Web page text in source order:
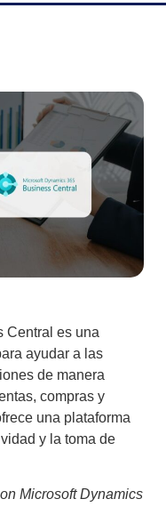
Central es una
ayudar a las
de manera
compras y
una plataforma
y la toma de
Microsoft Dynamics